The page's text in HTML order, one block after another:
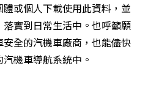
或個人下載使用此資料，並
實到日常生活中。也呼籲願
全的汽機車廠商，也能儘快
機車導航系統中。